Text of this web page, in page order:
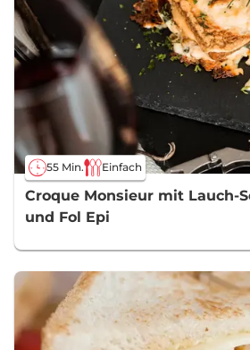
55 Min. Einfach
Croque Monsieur mit Lauch-
und Fol Epi